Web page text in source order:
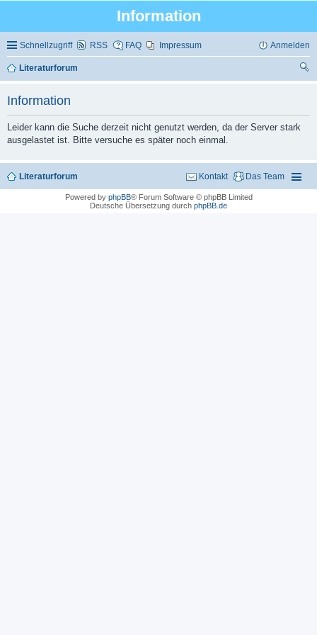
Information
Schnellzugriff RSS FAQ Impressum Anmelden
Literaturforum
Information
Leider kann die Suche derzeit nicht genutzt werden, da der Server stark
ausgelastet ist. Bitte versuche es später noch einmal.
Literaturforum Das Team
Kontakt
Powered by phpBB® Forum Software © phpBB Limited
Deutsche Übersetzung durch phpBB.de